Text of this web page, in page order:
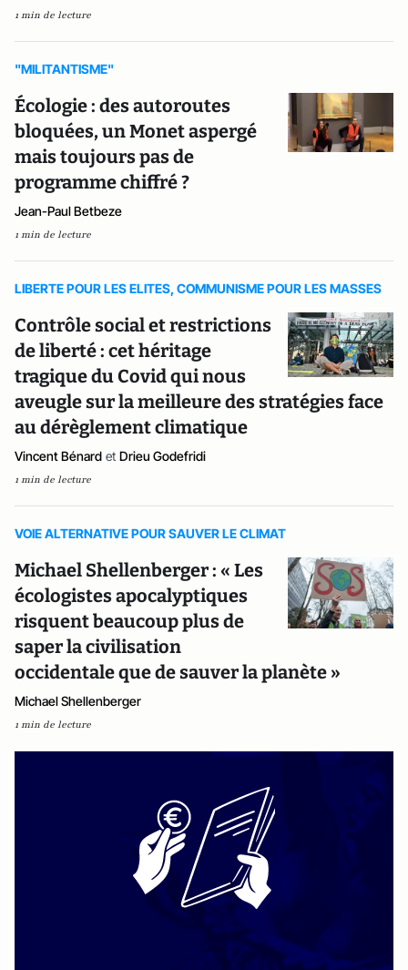
1 min de lecture
"MILITANTISME"
Écologie : des autoroutes
bloquées, un Monet aspergé
mais toujours pas de
programme chiffré ?
Jean-Paul Betbeze
1 min de lecture
LIBERTE POUR LES ELITES, COMMUNISME POUR LES MASSES
Contrôle social et restrictions
de liberté : cet héritage
tragique du Covid qui nous
aveugle sur la meilleure des stratégies face
au dérèglement climatique
Vincent Bénard et Drieu Godefridi
1 min de lecture
VOIE ALTERNATIVE POUR SAUVER LE CLIMAT
Michael Shellenberger : « Les
écologistes apocalyptiques
risquent beaucoup plus de
saper la civilisation
occidentale que de sauver la planète »
Michael Shellenberger
1 min de lecture